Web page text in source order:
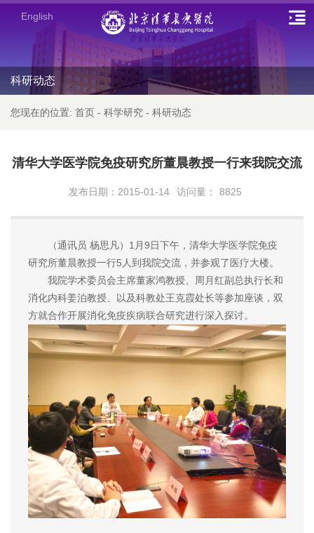
English
科研动态
您现在的位置: 首页 - 科学研究 - 科研动态
清华大学医学院免疫研究所董晨教授一行来我院交流
发布日期：2015-01-14 访问量： 8825
（通讯员 杨思凡）1月9日下午，清华大学医学院免疫
研究所董晨教授一行5人到我院交流，并参观了医疗大楼。
我院学术委员会主席董家鸿教授、周月红副总执行长和
消化内科姜泊教授、以及科教处王克霞处长等参加座谈，双
方就合作开展消化免疫疾病联合研究进行深入探讨。